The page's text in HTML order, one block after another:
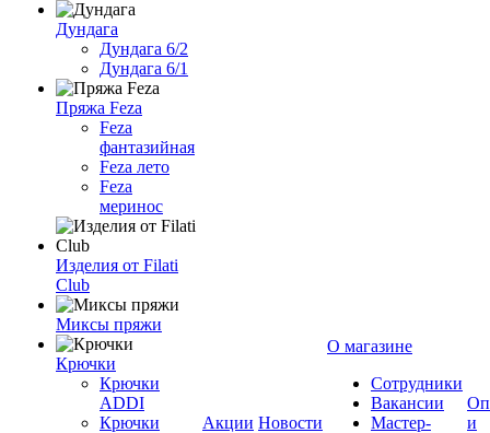
Дундага
Дундага 6/2
Дундага 6/1
Пряжа Feza
Feza
фантазийная
Feza лето
Feza
меринос
Изделия от Filati
Club
Миксы пряжи
Крючки
Крючки
ADDI
Крючки
Акции Новости
О магазине
Сотрудники
Вакансии
Мастер-
и